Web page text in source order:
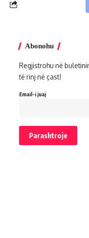
Abonohu
Regjistrohu në
të rinj në çast!
Email-i juaj